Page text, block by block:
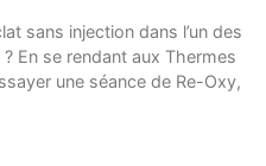
sans injection dans l’un des
En se rendant aux Thermes
une séance de Re-Oxy,